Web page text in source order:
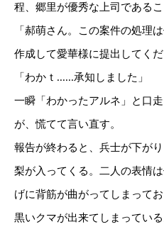
程、郷里が優秀な上司であるこ
「郝萌さん。この案件の処理
作成して愛華様に提出してくだ
「わかｔ......承知しました」
一瞬「わかったアルネ」と口
が、慌てて言い直す。
報告が終わると、兵士が下が
梨が入ってくる。二人の表情
げに背筋が曲がってしまって
黒いクマが出来てしまっている